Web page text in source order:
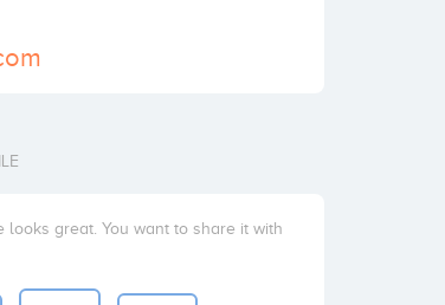
looks great. You want to share it with